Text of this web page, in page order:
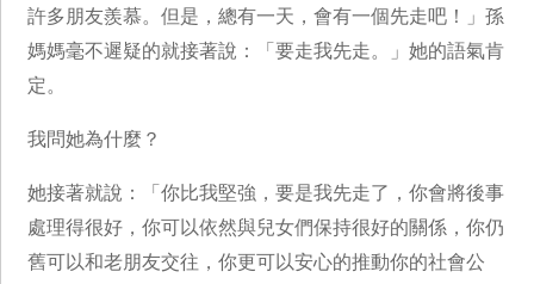
許多朋友羨慕。但是，總有一天，會有一個先走吧！」孫
媽媽毫不遲疑的就接著說：「要走我先走。」她的語氣肯
定。
我問她為什麼？
她接著就說：「你比我堅強，要是我先走了，你會將後事
處理得很好，你可以依然與兒女們保持很好的關係，你仍
舊可以和老朋友交往，你更可以安心的推動你的社會公